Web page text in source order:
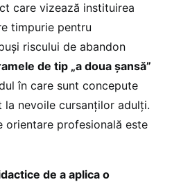
care vizează instituirea
timpurie pentru
riscului de abandon
de tip „a doua șansă”
în care sunt concepute
la nevoile cursanților adulți.
orientare profesională este
de a aplica o